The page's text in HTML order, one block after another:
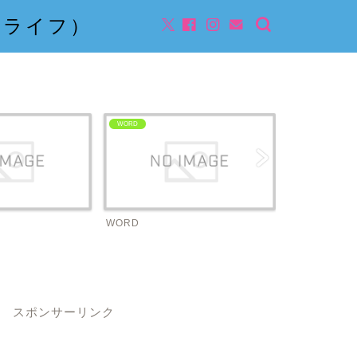
イフ）
WORD
WORD
スポンサーリンク